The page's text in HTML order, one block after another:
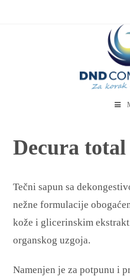
Decura
Tečni sapun sa
nežne formulacije
kože i glicerinskim
organskog uzgoja.
Namenjen je za potpunu i